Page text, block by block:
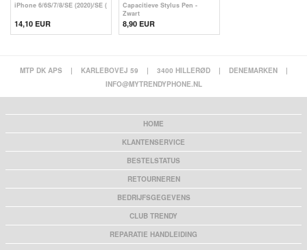
iPhone 6/6S/7/8/SE (2020)/SE (
14,10 EUR
Capacitieve Stylus Pen -
Zwart
8,90 EUR
MTP DK APS | KARLEBOVEJ 59 | 3400 HILLERØD | DENEMARKEN
|
INFO@MYTRENDYPHONE.NL
HOME
KLANTENSERVICE
BESTELSTATUS
RETOURNEREN
BEDRIJFSGEGEVENS
CLUB TRENDY
REPARATIE HANDLEIDING